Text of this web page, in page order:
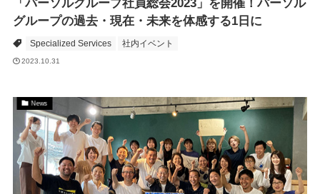
「パーソルグループ社員総会2023」を開催！パーソル
グループの過去・現在・未来を体感する1日に
Specialized Services 社内イベント
2023.10.31
News